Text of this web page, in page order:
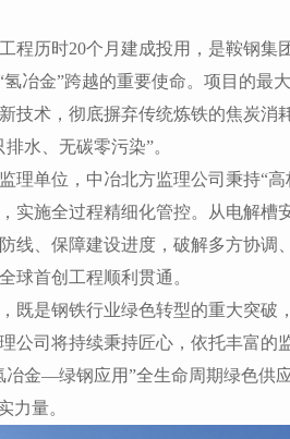
程历时20个月建成投用，是鞍钢集
氢冶金”跨越的重要使命。项目的
技术，彻底摒弃传统炼铁的焦炭
水、无碳零污染”。
理单位，中冶北方监理公司秉持“
实施全过程精细化管控。从电解
线、保障建设进度，破解多方协
球首创工程顺利贯通。
既是钢铁行业绿色转型的重大突
公司将持续秉持匠心，依托丰富
金—绿钢应用”全生命周期绿色供
力量。